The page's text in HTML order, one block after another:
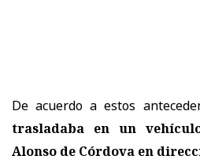
De acuerdo a estos
trasladaba en un
Alonso de Córdova en